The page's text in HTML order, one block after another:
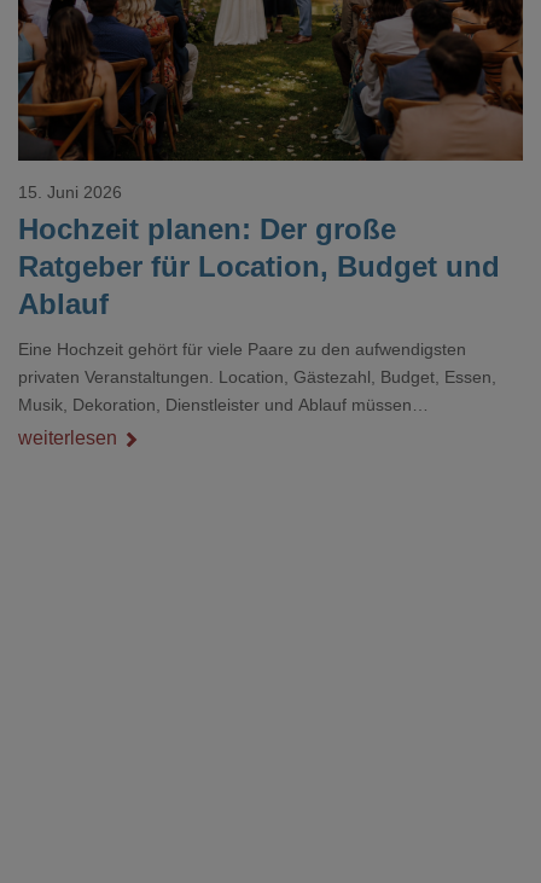
Hochzeit planen: Der große
Ratgeber für Location, Budget und
Ablauf
15. Juni 2026
Eine Hochzeit gehört für viele Paare zu den aufwendigsten
privaten Veranstaltungen. Location, Gästezahl, Budget, Essen,
Musik, Dekoration, Dienstleister und Ablauf müssen
zusammenpassen, damit der Tag gut organisiert ist und trotzdem
weiterlesen